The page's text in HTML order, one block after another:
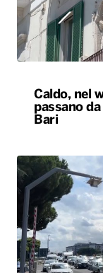
Caldo, nel
passano
Bari